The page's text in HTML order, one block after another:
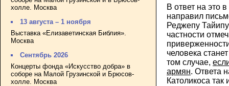
холле. Москва
13 августа – 1 ноября
Выставка «Елизаветинская Библия».
Москва
Сентябрь 2026
Концерты фонда «Искусство добра» в
соборе на Малой Грузинской и Брюсов-
холле. Москва
В ответ на это
направил
Реджепу
частности
человека
том случае,
армян. Ответа
Католикоса